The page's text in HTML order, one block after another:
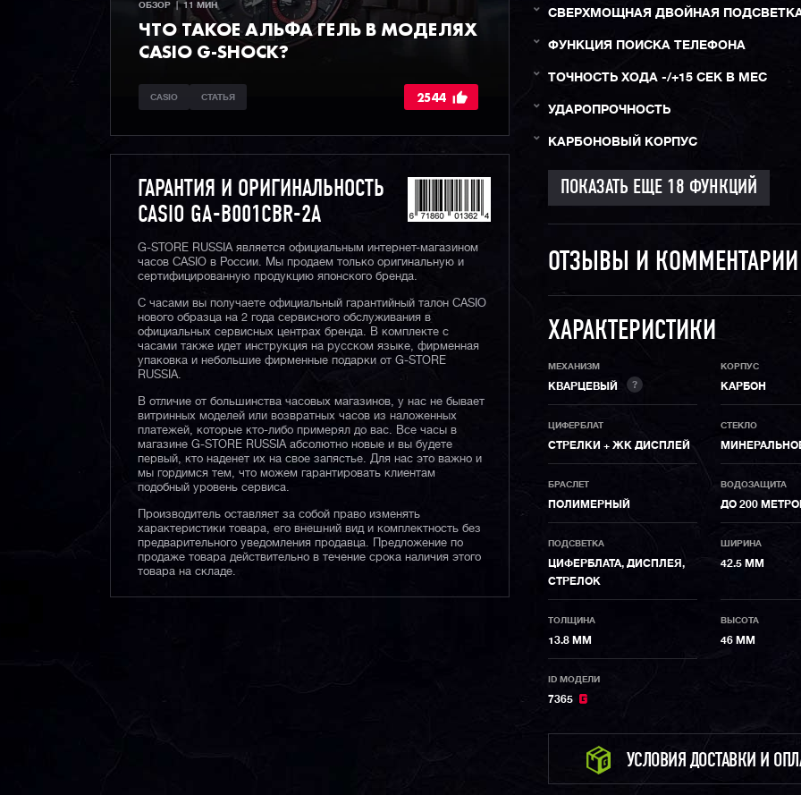
ОБЗОР  |  11 МИН
ЧТО ТАКОЕ АЛЬФА ГЕЛЬ В МОДЕЛЯХ
CASIO G-SHOCK?
CASIO СТАТЬЯ 2544
ГАРАНТИЯ И ОРИГИНАЛЬНОСТЬ
CASIO GA-B001CBR-2A
G-STORE RUSSIA является официальным интернет-магазином
часов CASIO в России. Мы продаем только оригинальную и
сертифицированную продукцию японского бренда.
С часами вы получаете официальный гарантийный талон CASIO
нового образца на 2 года сервисного обслуживания в
официальных сервисных центрах бренда. В комплекте с
часами также идет инструкция на русском языке, фирменная
упаковка и небольшие фирменные подарки от G-STORE
RUSSIA.
В отличие от большинства часовых магазинов, у нас не бывает
витринных моделей или возвратных часов из наложенных
платежей, которые кто-либо примерял до вас. Все часы в
магазине G-STORE RUSSIA абсолютно новые и вы будете
первый, кто наденет их на свое запястье. Для нас это важно и
мы гордимся тем, что можем гарантировать клиентам
подобный уровень сервиса.
Производитель оставляет за собой право изменять
характеристики товара, его внешний вид и комплектность без
предварительного уведомления продавца. Предложение по
продаже товара действительно в течение срока наличия этого
товара на складе.
СВЕРХМОЩНАЯ ДВОЙНАЯ
ФУНКЦИЯ ПОИСКА ТЕЛЕФОНА
ТОЧНОСТЬ ХОДА -/+15 СЕК В МЕС
УДАРОПРОЧНОСТЬ
КАРБОНОВЫЙ КОРПУС
ОТЗЫВЫ И КОММЕНТАРИИ
ХАРАКТЕРИСТИКИ
МЕХАНИЗМ
КВАРЦЕВЫЙ ?
КОРПУС
КАРБОН
ЦИФЕРБЛАТ
СТРЕЛКИ + ЖК ДИСПЛЕЙ
СТЕКЛО
БРАСЛЕТ
ПОЛИМЕРНЫЙ
ВОДОЗАЩИТА
ДО 200
ПОДСВЕТКА
ЦИФЕРБЛАТА, ДИСПЛЕЯ,
СТРЕЛОК
ШИРИНА
42.5 ММ
ТОЛЩИНА
13.8 ММ
ВЫСОТА
46 ММ
ID МОДЕЛИ
7365
УСЛОВИЯ ДОСТАВКИ И